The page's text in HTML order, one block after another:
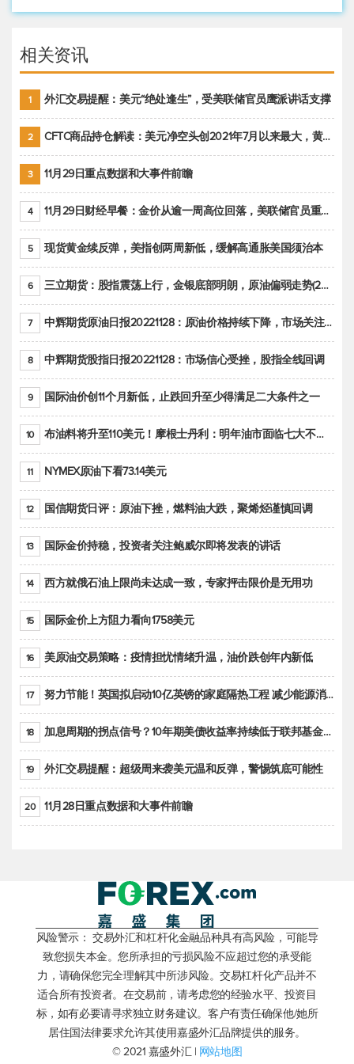
相关资讯
1 外汇交易提醒：美元“绝处逢生”，受美联储官员鹰派讲话支撑
2 CFTC商品持仓解读：美元净空头创2021年7月以来最大，黄金期货投机性净多头头寸减少
3 11月29日重点数据和大事件前瞻
4 11月29日财经早餐：金价从逾一周高位回落，美联储官员重申鹰派立场推动美元回升
5 现货黄金续反弹，美指创两周新低，缓解高通胀美国须治本
6 三立期货：股指震荡上行，金银底部明朗，原油偏弱走势(20221128收评)
7 中辉期货原油日报20221128：原油价格持续下降，市场关注OPEC+新一轮产能政策
8 中辉期货股指日报20221128：市场信心受挫，股指全线回调
9 国际油价创11个月新低，止跌回升至少得满足二大条件之一
10 布油料将升至110美元！摩根士丹利：明年油市面临七大不确定性
11 NYMEX原油下看73.14美元
12 国信期货日评：原油下挫，燃料油大跌，聚烯烃谨慎回调
13 国际金价持稳，投资者关注鲍威尔即将发表的讲话
14 西方就俄石油上限尚未达成一致，专家抨击限价是无用功
15 国际金价上方阻力看向1758美元
16 美原油交易策略：疫情担忧情绪升温，油价跌创年内新低
17 努力节能！英国拟启动10亿英镑的家庭隔热工程 减少能源消耗
18 加息周期的拐点信号？10年期美债收益率持续低于联邦基金利率目标区间
19 外汇交易提醒：超级周来袭美元温和反弹，警惕筑底可能性
20 11月28日重点数据和大事件前瞻
风险警示： 交易外汇和杠杆化金融品种具有高风险，可能导
致您损失本金。您所承担的亏损风险不应超过您的承受能
力，请确保您完全理解其中所涉风险。交易杠杆化产品并不
适合所有投资者。在交易前，请考虑您的经验水平、投资目
标，如有必要请寻求独立财务建议。客户有责任确保他/她所
居住国法律要求允许其使用嘉盛外汇品牌提供的服务。
© 2021 嘉盛外汇 | 网站地图